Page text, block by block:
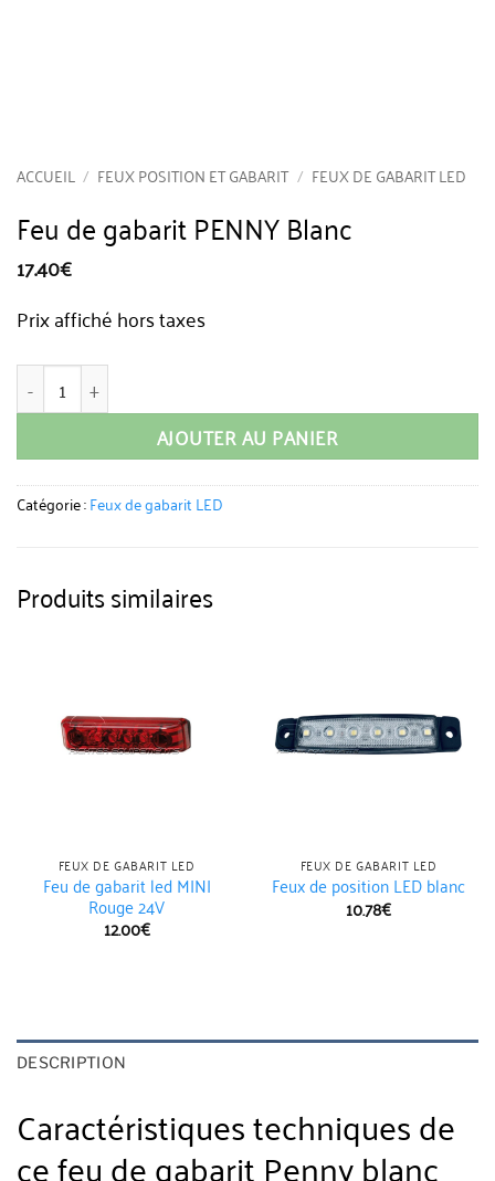
ACCUEIL / FEUX POSITION ET GABARIT / FEUX DE GABARIT LED
Feu de gabarit PENNY Blanc
17.40€
Prix affiché hors taxes
quantité de Feu de gabarit PENNY Blanc
AJOUTER AU PANIER
Catégorie :Feux de gabarit LED
Produits similaires
FEUX DE GABARIT LED
Feu de gabarit led MINI
Rouge 24V
12.00€
FEUX DE GABARIT LED
Feux de position LED blanc
10.78€
DESCRIPTION
Caractéristiques techniques de
ce feu de gabarit Penny blanc